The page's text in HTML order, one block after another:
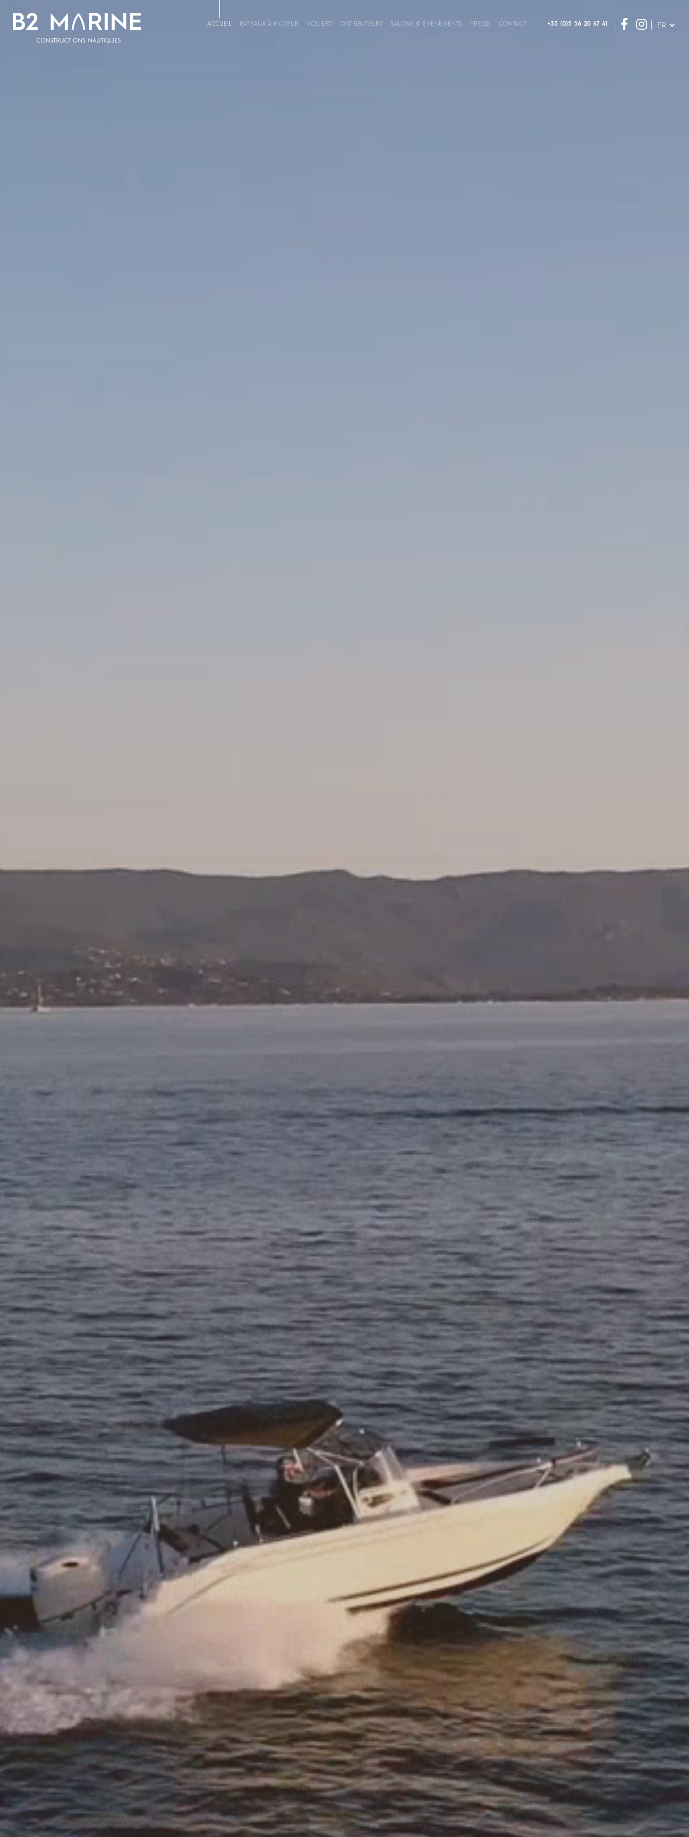
ACCUEIL BATEAUX À MOTEUR VOILIERS DISTRIBUTEURS SALONS & ÉVENEMENTS PRESSE CONTACT +33 (0)5 56 20 67 41